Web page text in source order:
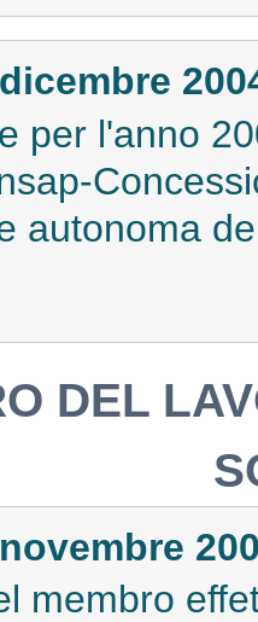
per l'anno
autonoma
DEL
membro